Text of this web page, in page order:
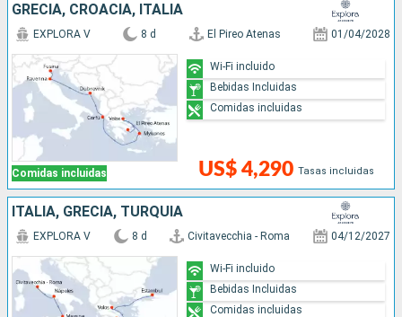
GRECIA, CROACIA, ITALIA
Comidas incluidas
EXPLORA V 8 d El Pireo Atenas 01/04/2028
US$ 4,290 Tasas incluidas
Wi-Fi incluido
Bebidas Incluidas
Comidas incluidas
ITALIA, GRECIA, TURQUÍA
EXPLORA V 8 d Civitavecchia - Roma 04/12/2027
Wi-Fi incluido
Bebidas Incluidas
Comidas incluidas